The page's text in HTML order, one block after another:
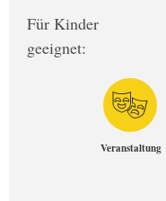
Für Kinder
geeignet:
Veranstaltung